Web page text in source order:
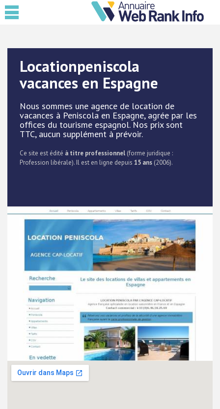
Locationpeniscola
vacances en Espagne
Nous sommes une agence de location de
vacances à Peniscola en Espagne, agrée par les
offices du tourisme espagnol. Nos prix sont
TTC, aucun supplément à prévoir.
Ce site est édité à titre professionnel (forme juridique :
Profession libérale). Il est en ligne depuis 15 ans (2006).